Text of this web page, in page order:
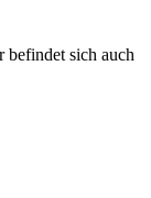
befindet sich auch